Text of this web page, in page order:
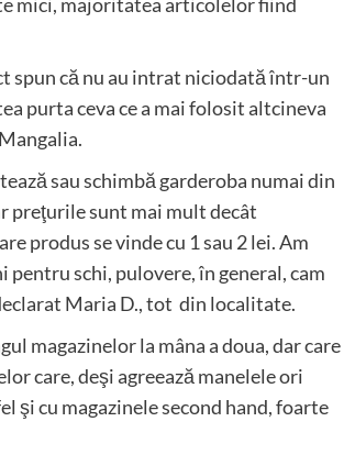
spun că nu au intrat niciodată într-un
purta ceva ce a mai folosit altcineva
sau schimbă garderoba numai din
preţurile sunt mai mult decât
produs se vinde cu 1 sau 2 lei. Am
schi, pulovere, în general, cam
Maria D., tot din localitate.
magazinelor la mâna a doua, dar care
care, deşi agreează manelele ori
şi cu magazinele second hand, foarte